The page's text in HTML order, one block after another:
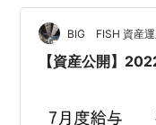
確保すること 住宅
く住宅ローンの返済
現役生活水準の老
BIG FISH 資産
【資産公開】